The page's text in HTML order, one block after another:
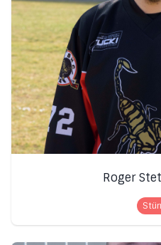
Roger